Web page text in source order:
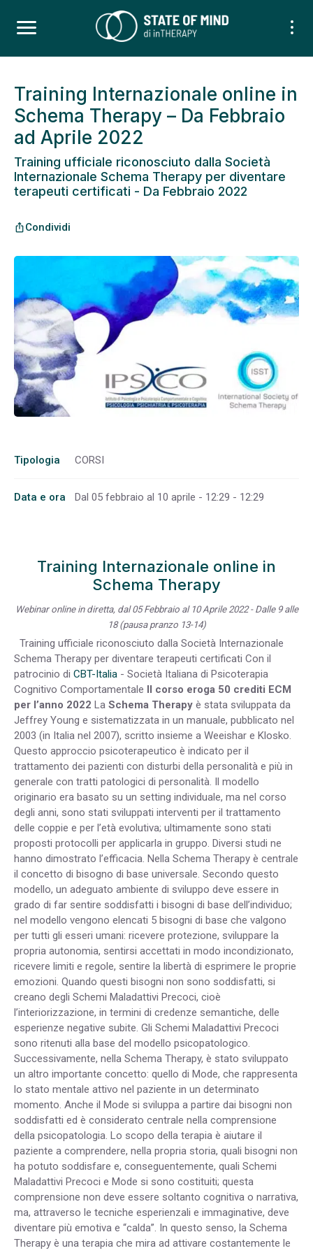
Training Internazionale online in
Schema Therapy – Da Febbraio
ad Aprile 2022
Training ufficiale riconosciuto dalla Società
Internazionale Schema Therapy per diventare
terapeuti certificati - Da Febbraio 2022
ios_shareCondividi
Tipologia CORSI
Data e ora Dal 05 febbraio al 10 aprile - 12:29 - 12:29
Training Internazionale online in
Schema Therapy
Webinar online in diretta, dal 05 Febbraio al 10 Aprile 2022 - Dalle 9 alle
18 (pausa pranzo 13-14)
Training ufficiale riconosciuto dalla Società Internazionale
Schema Therapy per diventare terapeuti certificati Con il
patrocinio di CBT-Italia - Società Italiana di Psicoterapia
Cognitivo Comportamentale Il corso eroga 50 crediti ECM
per l’anno 2022 La Schema Therapy è stata sviluppata da
Jeffrey Young e sistematizzata in un manuale, pubblicato nel
2003 (in Italia nel 2007), scritto insieme a Weeishar e Klosko.
Questo approccio psicoterapeutico è indicato per il
trattamento dei pazienti con disturbi della personalità e più in
generale con tratti patologici di personalità. Il modello
originario era basato su un setting individuale, ma nel corso
degli anni, sono stati sviluppati interventi per il trattamento
delle coppie e per l’età evolutiva; ultimamente sono stati
proposti protocolli per applicarla in gruppo. Diversi studi ne
hanno dimostrato l’efficacia. Nella Schema Therapy è centrale
il concetto di bisogno di base universale. Secondo questo
modello, un adeguato ambiente di sviluppo deve essere in
grado di far sentire soddisfatti i bisogni di base dell’individuo;
nel modello vengono elencati 5 bisogni di base che valgono
per tutti gli esseri umani: ricevere protezione, sviluppare la
propria autonomia, sentirsi accettati in modo incondizionato,
ricevere limiti e regole, sentire la libertà di esprimere le proprie
emozioni. Quando questi bisogni non sono soddisfatti, si
creano degli Schemi Maladattivi Precoci, cioè
l’interiorizzazione, in termini di credenze semantiche, delle
esperienze negative subite. Gli Schemi Maladattivi Precoci
sono ritenuti alla base del modello psicopatologico.
Successivamente, nella Schema Therapy, è stato sviluppato
un altro importante concetto: quello di Mode, che rappresenta
lo stato mentale attivo nel paziente in un determinato
momento. Anche il Mode si sviluppa a partire dai bisogni non
soddisfatti ed è considerato centrale nella comprensione
della psicopatologia. Lo scopo della terapia è aiutare il
paziente a comprendere, nella propria storia, quali bisogni non
ha potuto soddisfare e, conseguentemente, quali Schemi
Maladattivi Precoci e Mode si sono costituiti; questa
comprensione non deve essere soltanto cognitiva o narrativa,
ma, attraverso le tecniche esperienzali e immaginative, deve
diventare più emotiva e “calda”. In questo senso, la Schema
Therapy è una terapia che mira ad attivare costantemente le